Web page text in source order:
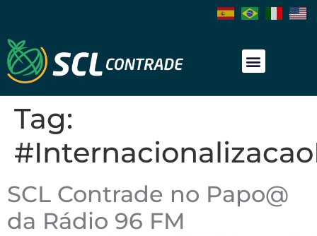
Tag:
SCL Contrade no Papo@
da Rádio 96 FM